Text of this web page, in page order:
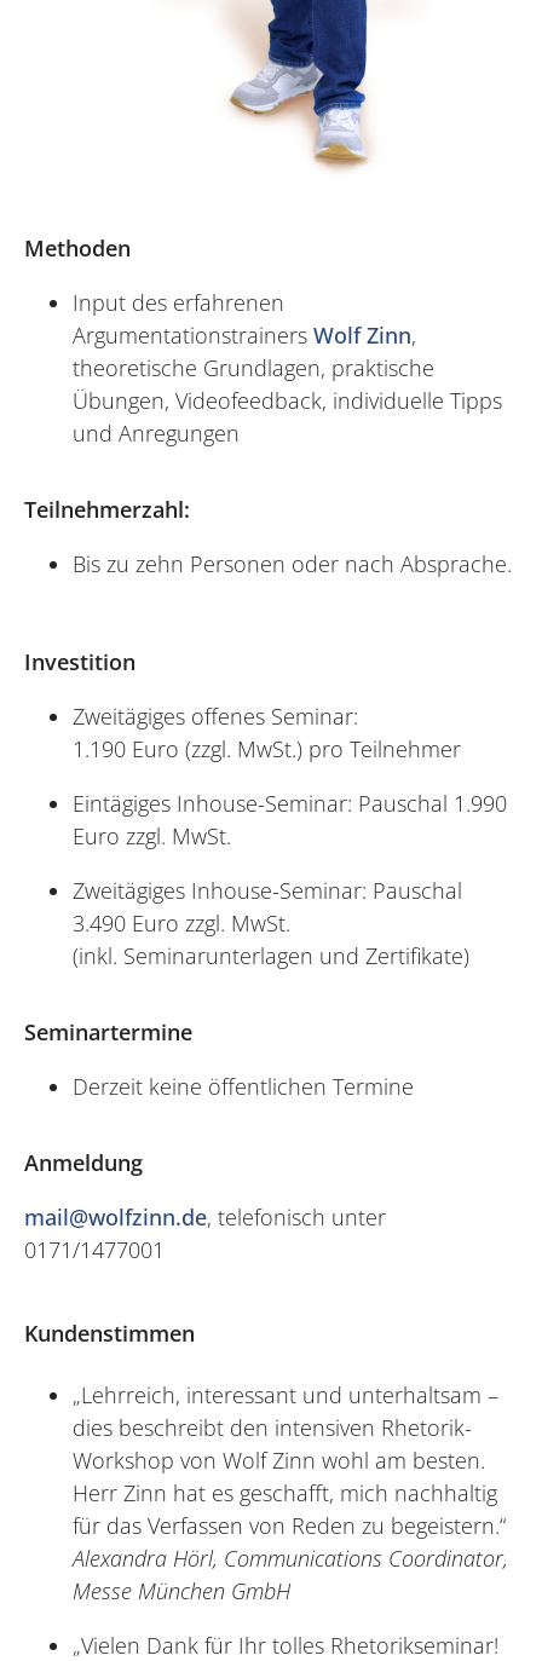
Methoden
Input des erfahrenen
Argumentationstrainers Wolf Zinn,
theoretische Grundlagen, praktische
Übungen, Videofeedback, individuelle Tipps
und Anregungen
Teilnehmerzahl:
Bis zu zehn Personen oder nach Absprache.
Investition
Zweitägiges offenes Seminar:
1.190 Euro (zzgl. MwSt.) pro Teilnehmer
Eintägiges Inhouse-Seminar: Pauschal 1.990
Euro zzgl. MwSt.
Zweitägiges Inhouse-Seminar: Pauschal
3.490 Euro zzgl. MwSt.
(inkl. Seminarunterlagen und Zertifikate)
Seminartermine
Derzeit keine öffentlichen Termine
Anmeldung
mail@wolfzinn.de, telefonisch unter
0171/1477001
Kundenstimmen
„Lehrreich, interessant und unterhaltsam –
dies beschreibt den intensiven Rhetorik-
Workshop von Wolf Zinn wohl am besten.
Herr Zinn hat es geschafft, mich nachhaltig
für das Verfassen von Reden zu begeistern.“
Alexandra Hörl, Communications Coordinator,
Messe München GmbH
„Vielen Dank für Ihr tolles Rhetorikseminar!